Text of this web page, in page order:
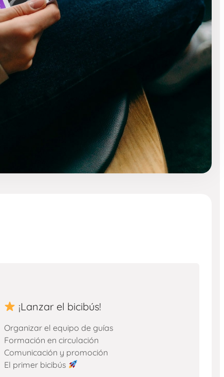
¡Lanzar el bicibús!
Organizar el equipo de guías
Formación en circulación
Comunicación y promoción
El primer bicibús